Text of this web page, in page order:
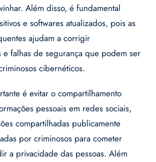
Além disso, é fundamental
e softwares atualizados, pois as
ajudam a corrigir
falhas de segurança que podem ser
cibernéticos.
é evitar o compartilhamento
pessoais em redes sociais,
compartilhadas publicamente
por criminosos para cometer
a privacidade das pessoas. Além